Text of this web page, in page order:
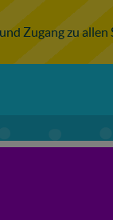
Zugang zu allen